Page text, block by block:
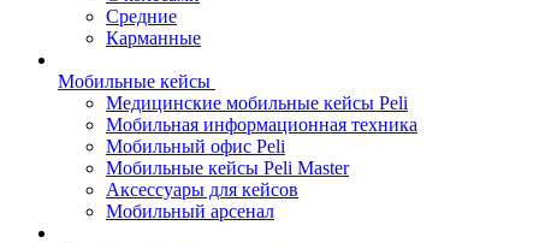
Средние
Карманные
Мобильные кейсы
Медицинские мобильные кейсы Peli
Мобильная информационная техника
Мобильный офис Peli
Мобильные кейсы Peli Master
Аксессуары для кейсов
Мобильный арсенал